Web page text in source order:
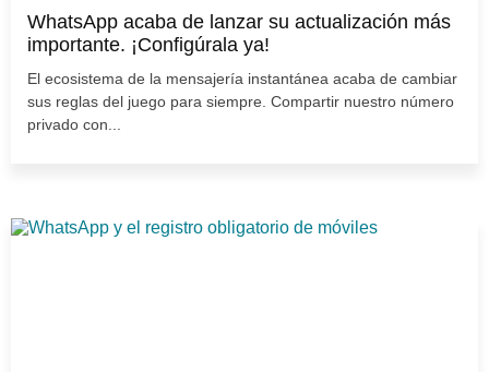
WhatsApp acaba de lanzar su actualización más
importante. ¡Configúrala ya!
El ecosistema de la mensajería instantánea acaba de cambiar
sus reglas del juego para siempre. Compartir nuestro número
privado con...